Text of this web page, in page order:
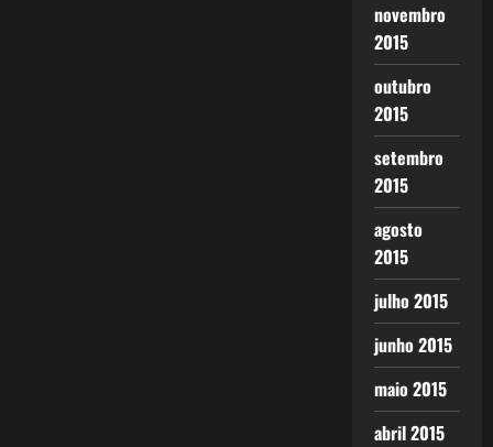
novembro
2015
outubro
2015
setembro
2015
agosto
2015
julho 2015
junho 2015
maio 2015
abril 2015